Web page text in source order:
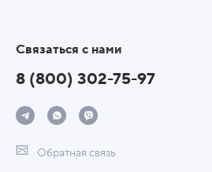
Связаться с нами
8 (800) 302-75-97
Обратная связь